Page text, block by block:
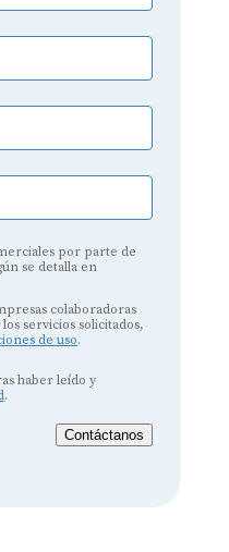
por parte de
se detalla en
colaboradoras
servicios solicitados,
de uso.
haber leído y
.
Contáctanos